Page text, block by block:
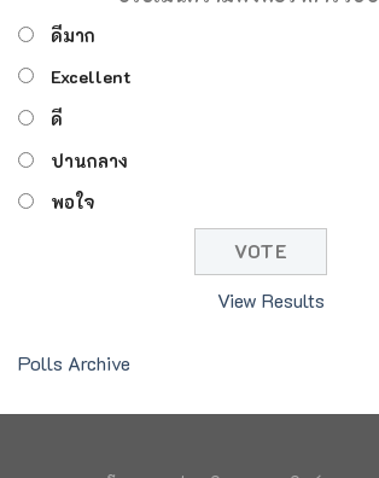
ดีมาก
Excellent
ดี
ปานกลาง
พอใจ
View Results
Polls Archive